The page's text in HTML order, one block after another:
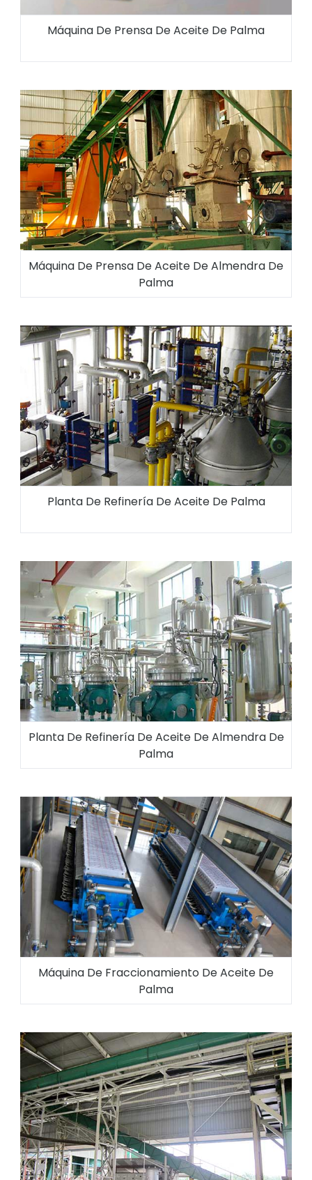
Máquina De Prensa De Aceite De Palma
Máquina De Prensa De Aceite De Almendra De
Palma
Planta De Refinería De Aceite De Palma
Planta De Refinería De Aceite De Almendra De
Palma
Máquina De Fraccionamiento De Aceite De
Palma